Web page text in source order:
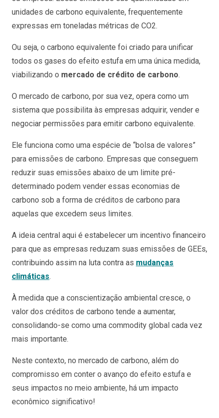
unidades de carbono equivalente, frequentemente
expressas em toneladas métricas de CO2.
Ou seja, o carbono equivalente foi criado para unificar
todos os gases do efeito estufa em uma única medida,
viabilizando o mercado de crédito de carbono.
O mercado de carbono, por sua vez, opera como um
sistema que possibilita às empresas adquirir, vender e
negociar permissões para emitir carbono equivalente.
Ele funciona como uma espécie de “bolsa de valores”
para emissões de carbono. Empresas que conseguem
reduzir suas emissões abaixo de um limite pré-
determinado podem vender essas economias de
carbono sob a forma de créditos de carbono para
aquelas que excedem seus limites.
A ideia central aqui é estabelecer um incentivo financeiro
para que as empresas reduzam suas emissões de GEEs,
contribuindo assim na luta contra as mudanças
climáticas.
À medida que a conscientização ambiental cresce, o
valor dos créditos de carbono tende a aumentar,
consolidando-se como uma commodity global cada vez
mais importante.
Neste contexto, no mercado de carbono, além do
compromisso em conter o avanço do efeito estufa e
seus impactos no meio ambiente, há um impacto
econômico significativo!